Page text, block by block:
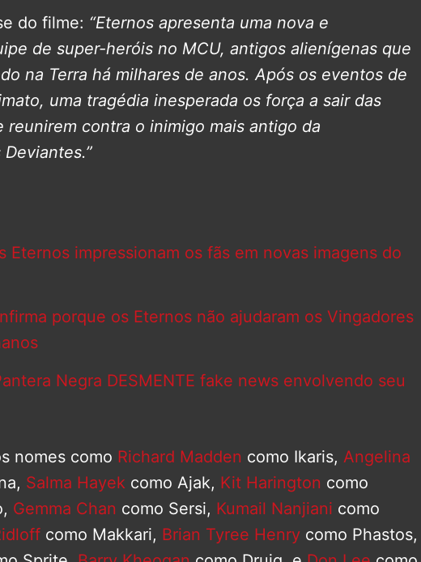
do filme: “Eternos apresenta uma nova e
de super-heróis no MCU, antigos alienígenas que
na Terra há milhares de anos. Após os eventos de
uma tragédia inesperada os força a sair das
reunirem contra o inimigo mais antigo da
Eternos impressionam os fãs em novas imagens do
porque os Eternos não ajudaram os Vingadores
Negra DESMENTE fake news envolvendo seu
nomes como Richard Madden como Ikaris, Angelina
Salma Hayek como Ajak, Kit Harington como
Gemma Chan como Sersi, Kumail Nanjiani como
como Makkari, Brian Tyree Henry como Phastos,